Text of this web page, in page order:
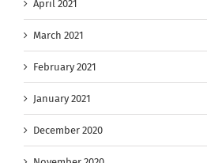
April 2021
March 2021
February 2021
January 2021
December 2020